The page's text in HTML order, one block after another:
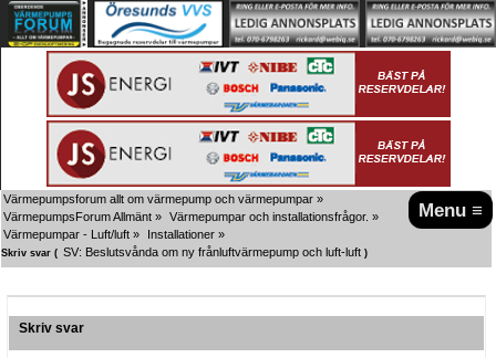
Menu ≡
Värmepumpsforum allt om värmepump och värmepumpar »
VärmepumpsForum Allmänt » Värmepumpar och installationsfrågor. »
Värmepumpar - Luft/luft » Installationer »
Skriv svar ( SV: Beslutsvånda om ny frånluftvärmepump och luft-luft )
Skriv svar